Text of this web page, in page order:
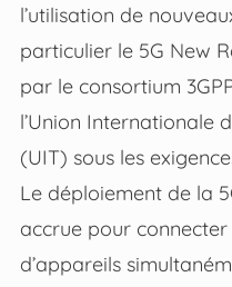
l’utilisation de
particulier le 5G New
par le consortium
l’Union Internationale
(UIT) sous les
Le déploiement de la
accrue pour
d’appareils